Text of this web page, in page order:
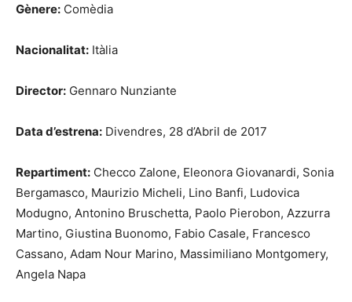
Gènere: Comèdia
Nacionalitat: Itàlia
Director: Gennaro Nunziante
Data d’estrena: Divendres, 28 d’Abril de 2017
Repartiment: Checco Zalone, Eleonora Giovanardi, Sonia
Bergamasco, Maurizio Micheli, Lino Banfi, Ludovica
Modugno, Antonino Bruschetta, Paolo Pierobon, Azzurra
Martino, Giustina Buonomo, Fabio Casale, Francesco
Cassano, Adam Nour Marino, Massimiliano Montgomery,
Angela Napa